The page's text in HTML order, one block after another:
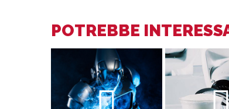
POTREBBE